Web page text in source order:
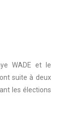
WADE et le
suite à deux
les élections